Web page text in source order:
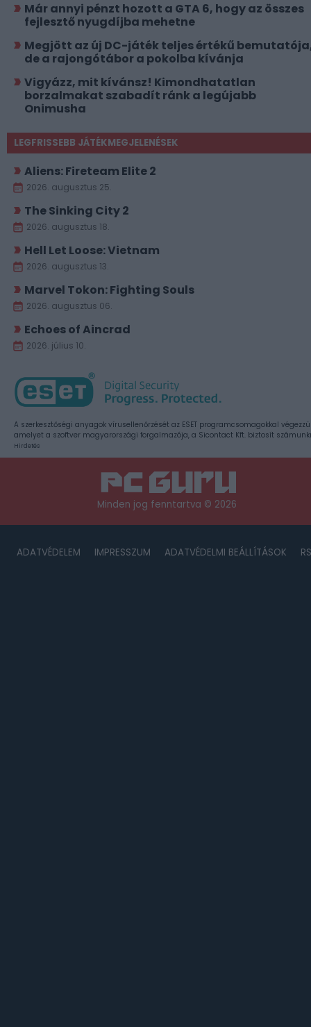
Már annyi pénzt hozott a GTA 6, hogy az összes
fejlesztő nyugdíjba mehetne
Megjött az új DC-játék teljes értékű
de a rajongótábor a pokolba kívánja
Vigyázz, mit kívánsz! Kimondhatatlan
borzalmakat szabadít ránk a legújabb
Onimusha
LEGFRISSEBB JÁTÉKMEGJELENÉSEK
Aliens: Fireteam Elite 2
2026. augusztus 25.
The Sinking City 2
2026. augusztus 18.
Hell Let Loose: Vietnam
2026. augusztus 13.
Marvel Tokon: Fighting Souls
2026. augusztus 06.
Echoes of Aincrad
2026. július 10.
A szerkesztőségi anyagok vírusellenőrzését az ESET programcsomagokkal
amelyet a szoftver magyarországi forgalmazója, a Sicontact Kft. biztosít
Hirdetés
Minden jog fenntartva © 2026
ADATVÉDELEM IMPRESSZUM ADATVÉDELMI BEÁLLÍTÁSOK